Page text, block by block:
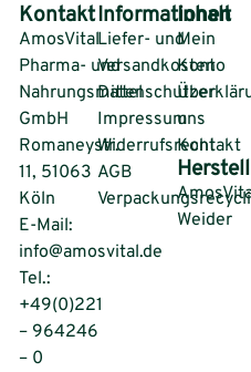
Kontakt
AmosVital
Pharma- und
Nahrungsmittel
GmbH
Romaneystr.
11, 51063
Köln
E-Mail:
info@amosvital.de
Tel.:
+49(0)221
– 964246
– 0
Informationen
Liefer- und
Versandkosten
Impressum
Widerrufsrecht
AGB
Inhalt
Mein
Konto
Über
uns
Kontakt
Weider